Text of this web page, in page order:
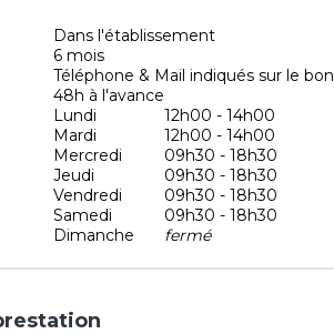
Dans l'établissement
6 mois
Téléphone & Mail indiqués sur le bon
48h à l'avance
Lundi
12h00 - 14h00
Mardi
12h00 - 14h00
Mercredi
09h30 - 18h30
Jeudi
09h30 - 18h30
Vendredi
09h30 - 18h30
Samedi
09h30 - 18h30
Dimanche
fermé